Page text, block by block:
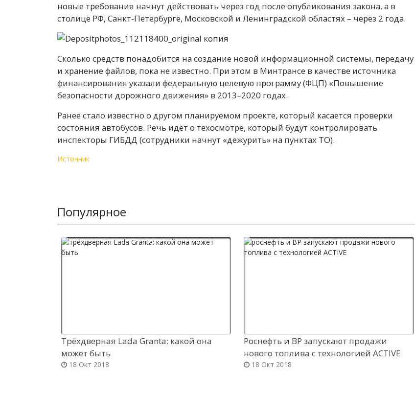
новые требования начнут действовать через год после опубликования закона, а в
столице РФ, Санкт-Петербурге, Московской и Ленинградской областях – через 2 года.
Сколько средств понадобится на создание новой информационной системы, передачу
и хранение файлов, пока не известно. При этом в Минтрансе в качестве источника
финансирования указали федеральную целевую программу (ФЦП) «Повышение
безопасности дорожного движения» в 2013–2020 годах.
Ранее стало известно о другом планируемом проекте, который касается проверки
состояния автобусов. Речь идёт о техосмотре, который будут контролировать
инспекторы ГИБДД (сотрудники начнут «дежурить» на пунктах ТО).
Источник
Популярное
Трёхдверная Lada Granta: какой она
может быть
18 Окт 2018
Роснефть и BP запускают продажи
нового топлива с технологией ACTIVE
18 Окт 2018